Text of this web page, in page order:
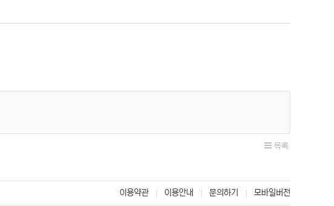
목록
이용약관 이용안내 문의하기 모바일버전